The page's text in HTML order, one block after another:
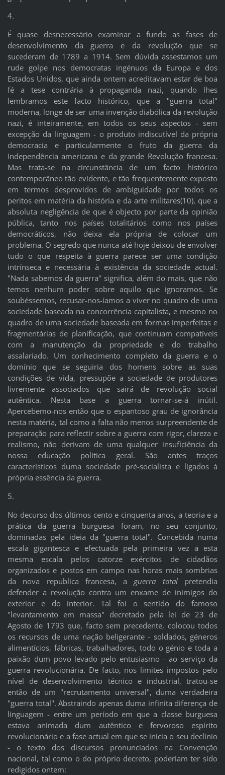
4.
É quase desnecessário examinar a fundo as fases de
desenvolvimento da guerra e da revolução que se
sucederam de 1789 a 1914. Sem dúvida assestamos um
rude golpe nos democratas ingénuos da Europa e dos
Estados Unidos, que ainda ontem acreditavam estar de boa
fé a tese contrária à propaganda nazi, quando lhes
lembramos este facto histórico, que a "guerra total"
moderna, longe de ser uma invenção diabólica da revolução
nazi, é inteiramente, em todos os seus aspectos - sem
excepção da linguagem - o produto indiscutível da própria
democracia e particularmente o fruto da guerra da
Independência americana e da grande Revolução francesa.
Mas trata-se na circunstância de um facto histórico
contemporâneo tão evidente, e tão frequentemente exposto
em termos desprovidos de ambiguidade por todos os
peritos em matéria da história e da arte militares(10), que a
absoluta negligência de que é objecto por parte da opinião
pública, tanto nos países totalitários como nos países
democráticos, não deixa ela própria de colocar um
problema. O segredo que nunca até hoje deixou de envolver
tudo o que respeita à guerra parece ser uma condição
intrínseca e necessária à existência da sociedade actual.
"Nada sabemos da guerra" significa, além do mais, que não
temos nenhum poder sobre aquilo que ignoramos. Se
soubéssemos, recusar-nos-íamos a viver no quadro de uma
sociedade baseada na concorrência capitalista, e mesmo no
quadro de uma sociedade baseada em formas imperfeitas e
fragmentárias de planificação, que continuam compatíveis
com a manutenção da propriedade e do trabalho
assalariado. Um conhecimento completo da guerra e o
domínio que se seguiria dos homens sobre as suas
condições de vida, pressupõe a sociedade de produtores
livremente associados que sairá de revolução social
autêntica. Nesta base a guerra tornar-se-á inútil.
Apercebemo-nos então que o espantoso grau de ignorância
nesta matéria, tal como a falta não menos surpreendente de
preparação para reflectir sobre a guerra com rigor, clareza e
realismo, não derivam de uma qualquer insuficiência da
nossa educação política geral. São antes traços
característicos duma sociedade pré-socialista e ligados à
própria essência da guerra.
5.
No decurso dos últimos cento e cinquenta anos, a teoria e a
prática da guerra burguesa foram, no seu conjunto,
dominadas pela ideia da "guerra total". Concebida numa
escala gigantesca e efectuada pela primeira vez a esta
mesma escala pelos catorze exércitos de cidadãos
organizados e postos em campo nas horas mais sombrias
da nova republica francesa, a guerra totalpretendia
defender a revolução contra um enxame de inimigos do
exterior e do interior. Tal foi o sentido do famoso
"levantamento em massa" decretado pela lei de 23 de
Agosto de 1793 que, facto sem precedente, colocou todos
os recursos de uma nação beligerante - soldados, géneros
alimentícios, fábricas, trabalhadores, todo o génio e toda a
paixão dum povo levado pelo entusiasmo - ao serviço da
guerra revolucionária. De facto, nos limites impostos pelo
nível de desenvolvimento técnico e industrial, tratou-se
então de um "recrutamento universal", duma verdadeira
"guerra total". Abstraindo apenas duma infinita diferença de
linguagem - entre um período em que a classe burguesa
estava animada dum autêntico e fervoroso espírito
revolucionário e a fase actual em que se inicia o seu declínio
- o texto dos discursos pronunciados na Convenção
nacional, tal como o do próprio decreto, poderiam ter sido
redigidos ontem: